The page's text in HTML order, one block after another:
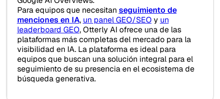
Para equipos que necesitan seguimiento de
menciones en IA, un panel GEO/SEO y un
leaderboard GEO, Otterly AI ofrece una de las
plataformas más completas del mercado para la
visibilidad en IA. La plataforma es ideal para
equipos que buscan una solución integral para el
seguimiento de su presencia en el ecosistema de
búsqueda generativa.